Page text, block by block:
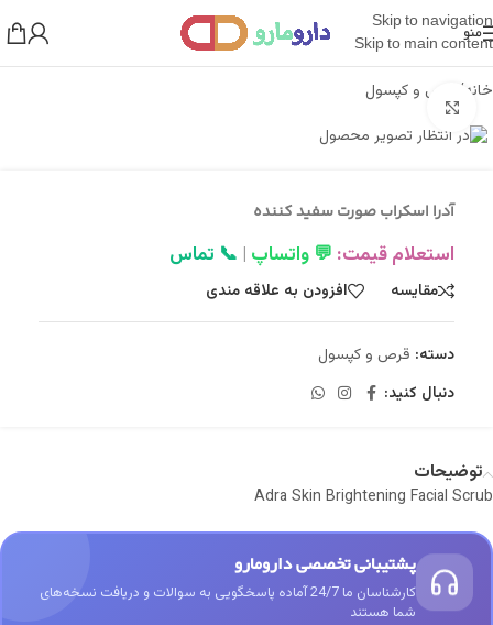
Skip to navigation
Skip to main content
منو
خانه/ قرص و کپسول
بزرگنمایی تصویر
آدرا اسکراب صورت سفيد کننده
استعلام قیمت: 💬 واتساپ | 📞 تماس
مقایسه افزودن به علاقه مندی
دسته: قرص و کپسول
دنبال کنید:
توضیحات
Adra Skin Brightening Facial Scrub
پشتیبانی تخصصی دارومارو
کارشناسان ما 24/7 آماده پاسخگویی به سوالات و دریافت نسخه‌های
شما هستند